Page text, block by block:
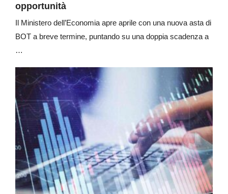
opportunità
Il Ministero dell’Economia apre aprile con una nuova asta di
BOT a breve termine, puntando su una doppia scadenza a
…